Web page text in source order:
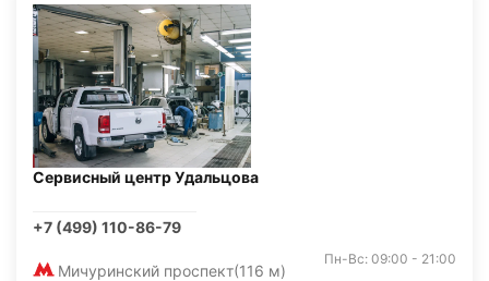
Сервисный центр Удальцова
+7 (499) 110-86-79
Мичуринский проспект(116 м)
Пн-Вс: 09:00 - 21:00